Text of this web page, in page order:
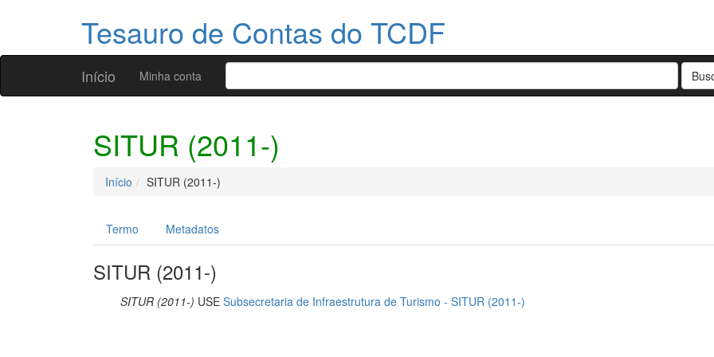
Tesauro de Contas do TCDF
Início Minha conta
SITUR (2011-)
Início SITUR (2011-)
Termo Metadatos
SITUR (2011-)
SITUR (2011-) USESubsecretaria de Infraestrutura de Turismo - SITUR (2011-)